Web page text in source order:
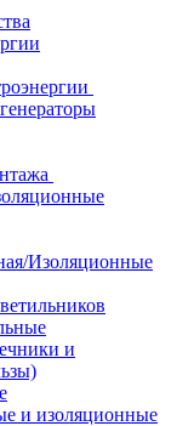
Изоляционные
и
и изоляционные